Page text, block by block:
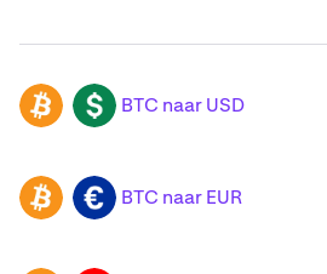
BTC USD BTC naar USD
BTC EUR BTC naar EUR